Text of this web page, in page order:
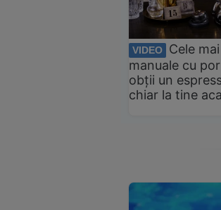
VIDEO
Cele
manuale cu
obții un
chiar la tine